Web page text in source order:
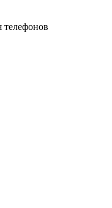
телефонов